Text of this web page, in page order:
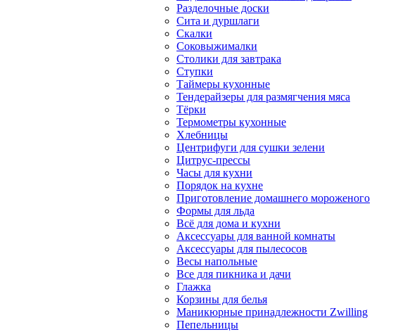
Разделочные доски
Сита и дуршлаги
Скалки
Соковыжималки
Столики для завтрака
Ступки
Таймеры кухонные
Тендерайзеры для размягчения мяса
Тёрки
Термометры кухонные
Хлебницы
Центрифуги для сушки зелени
Цитрус-прессы
Часы для кухни
Порядок на кухне
Приготовление домашнего мороженого
Формы для льда
Всё для дома и кухни
Аксессуары для ванной комнаты
Аксессуары для пылесосов
Весы напольные
Все для пикника и дачи
Глажка
Корзины для белья
Маникюрные принадлежности Zwilling
Пепельницы